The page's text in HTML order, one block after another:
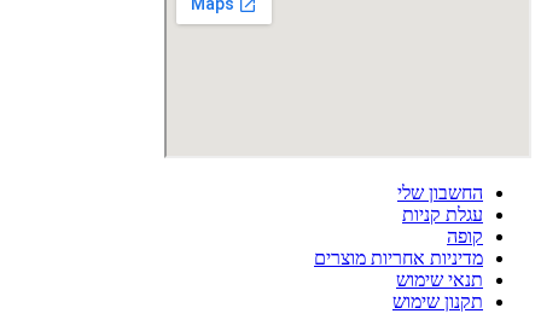
החשבון שלי
עגלת קניות
קופה
מדיניות אחריות מוצרים
תנאי שימוש
תקנון שימוש